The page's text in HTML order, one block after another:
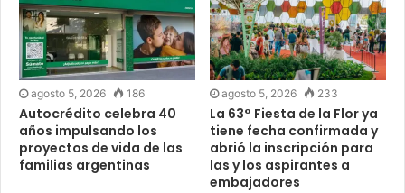
agosto 5, 2026 186
Autocrédito celebra 40
años impulsando los
proyectos de vida de las
familias argentinas
agosto 5, 2026 233
La 63° Fiesta de la Flor ya
tiene fecha confirmada y
abrió la inscripción para
las y los aspirantes a
embajadores